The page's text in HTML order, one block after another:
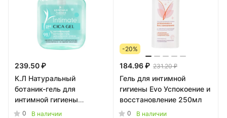
239.50 ₽
К.Л Натуральный
ботаник-гель для
интимной гигиены
"Увлажнение и комфорт"
0 В наличии
-20%
184.96 ₽ 231.20 ₽
Гель для интимной
гигиены Evo Успокоение и
восстановление 250мл
0 В наличии